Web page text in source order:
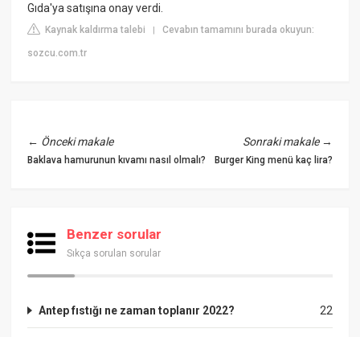
Gıda'ya satışına onay verdi.
Kaynak kaldırma talebi |Cevabın tamamını burada okuyun:
sozcu.com.tr
← Önceki makale
Baklava hamurunun kıvamı nasıl olmalı?
Sonraki makale→
Burger King menü kaç lira?
Benzer sorular
Sıkça sorulan sorular
22
Antep fıstığı ne zaman toplanır 2022?